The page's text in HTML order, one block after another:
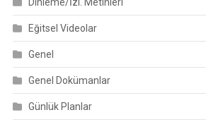
Dinleme/İzl. Metinleri
Eğitsel Videolar
Genel
Genel Dokümanlar
Günlük Planlar